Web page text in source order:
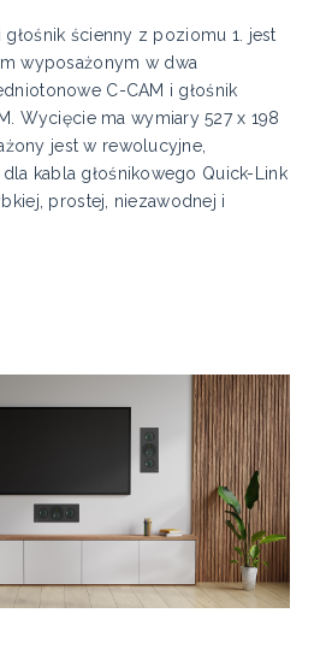
ścienny z poziomu 1. jest
wyposażonym w dwa
C-CAM i głośnik
Wycięcie ma wymiary 527 x 198
jest w rewolucyjne,
kabla głośnikowego Quick-Link
prostej, niezawodnej i